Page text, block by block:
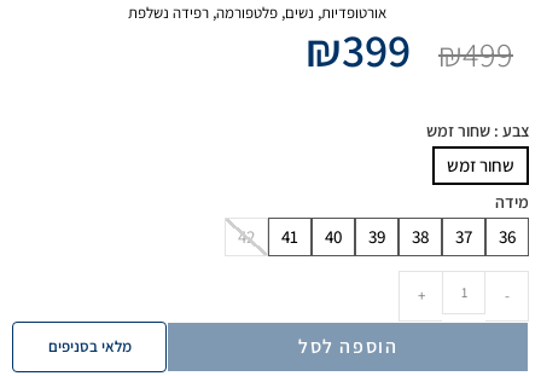
אורטופדיות, נשים, פלטפורמה, רפידה נשלפת
₪499
₪399
צבע : שחור זמש
שחור זמש
מידה
36
37
38
39
40
41
42
-
+
הוספה לסל מלאי בסניפים